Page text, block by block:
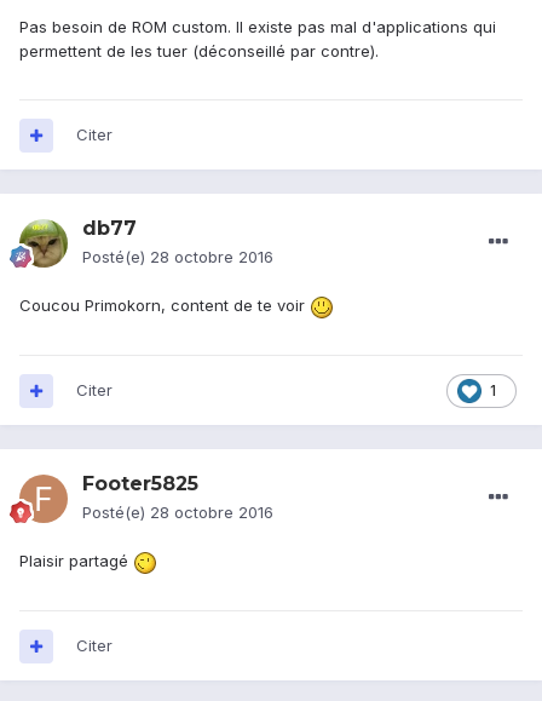
Pas besoin de ROM custom. Il existe pas mal d'applications qui
permettent de les tuer (déconseillé par contre).
Citer
db77
Posté(e) 28 octobre 2016
Coucou Primokorn, content de te voir
1
Citer
Footer5825
Posté(e) 28 octobre 2016
Plaisir partagé
Citer